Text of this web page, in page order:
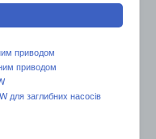
приводом
приводом
для заглибних насосів